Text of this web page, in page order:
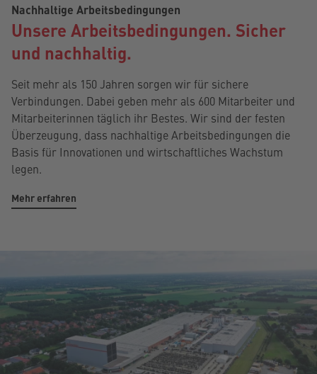
Nachhaltige Arbeitsbedingungen
Unsere Arbeitsbedingungen. Sicher
und nachhaltig.
Seit mehr als 150 Jahren sorgen wir für sichere
Verbindungen. Dabei geben mehr als 600 Mitarbeiter und
Mitarbeiterinnen täglich ihr Bestes. Wir sind der festen
Überzeugung, dass nachhaltige Arbeitsbedingungen die
Basis für Innovationen und wirtschaftliches Wachstum
legen.
Mehr erfahren